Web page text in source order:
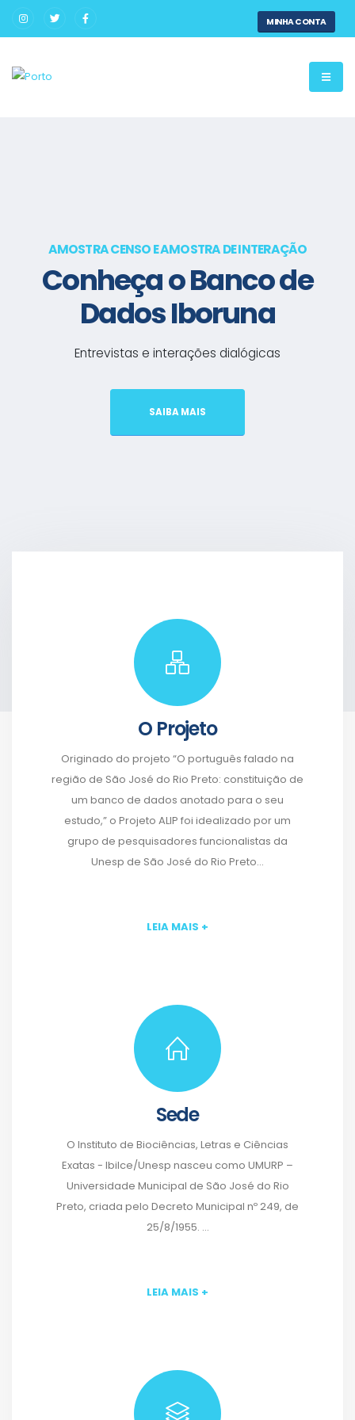
MINHA CONTA
AMOSTRA CENSO E AMOSTRA DE INTERAÇÃO
Conheça o Banco de
Dados Iboruna
Entrevistas e interações dialógicas
SAIBA MAIS
O Projeto
Originado do projeto “O português falado na
região de São José do Rio Preto: constituição de
um banco de dados anotado para o seu
estudo,” o Projeto ALIP foi idealizado por um
grupo de pesquisadores funcionalistas da
Unesp de São José do Rio Preto...
LEIA MAIS +
Sede
O Instituto de Biociências, Letras e Ciências
Exatas - Ibilce/Unesp nasceu como UMURP –
Universidade Municipal de São José do Rio
Preto, criada pelo Decreto Municipal nº 249, de
25/8/1955. ...
LEIA MAIS +